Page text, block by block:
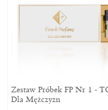
Zestaw Próbek FP Nr 1 -
Dla Mężczyzn